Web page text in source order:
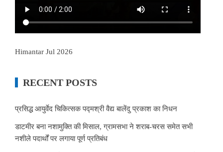
Himantar Jul 2026
RECENT POSTS
प्रसिद्ध आयुर्वेद चिकित्सक पद्मश्री वैद्य बालेंदु प्रकाश का निधन
डाटमीर बना नशामुक्ति की मिसाल, ग्रामसभा ने शराब-चरस समेत सभी
नशीले पदार्थों पर लगाया पूर्ण प्रतिबंध